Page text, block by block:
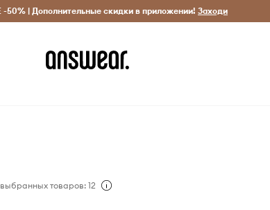
оригинальные товары Экономь с Answear Club
50% | Дополнительные скидки в приложении! Заходи
товаров: 12